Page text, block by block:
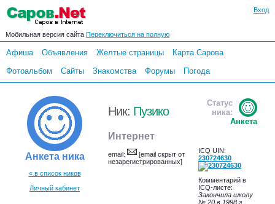
Вход
Мобильная версия сайта Переключиться на полную
Афиша Объявления Желтые страницы
Карта Сарова
Фотоальбом
Сайты Знакомства Форумы Погода
Анкета ника
« в список ников
Личный кабинет
Ник: Пузико
Статус
ника:
Анкета
Интернет
email:
[email скрыт от
незарегистрированных]
ICQ UIN:
230724630
Комментарий в
ICQ-листе:
Закончила школу
№ 20 в 1998 г.